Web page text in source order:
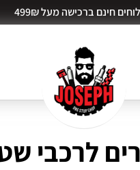
חינם ברכישה מעל 499₪
לרכבי